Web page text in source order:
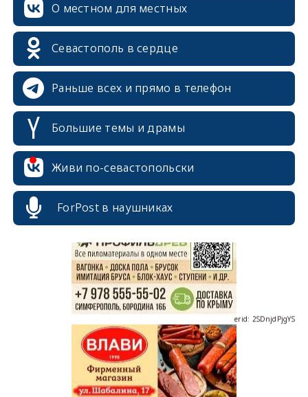
О местном для местных
Севастополь в сердце
Раньше всех и прямо в телефон
Большие темы и драмы
Живи по-севастопольски
ForPost в наушниках
erid: 2SDnjdvhGXG